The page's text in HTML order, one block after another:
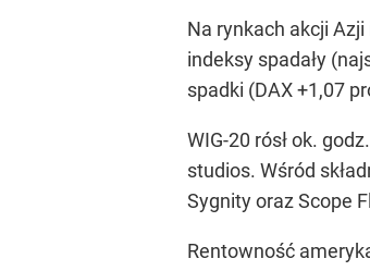
Na rynkach akcji
indeksy spadały
spadki (DAX +1,07
WIG-20 rósł ok.
studios. Wśród
Sygnity oraz Scope
Rentowność